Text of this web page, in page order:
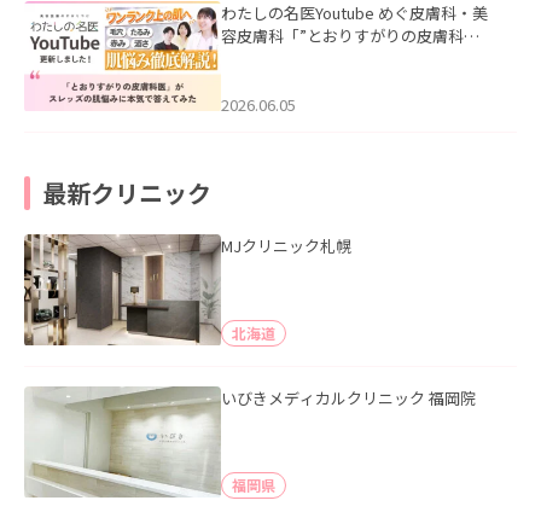
わたしの名医Youtube めぐ皮膚科・美
容皮膚科「”とおりすがりの皮膚科
2026.06.05
最新クリニック
MJクリニック札幌
北海道
いびきメディカルクリニック 福岡院
福岡県